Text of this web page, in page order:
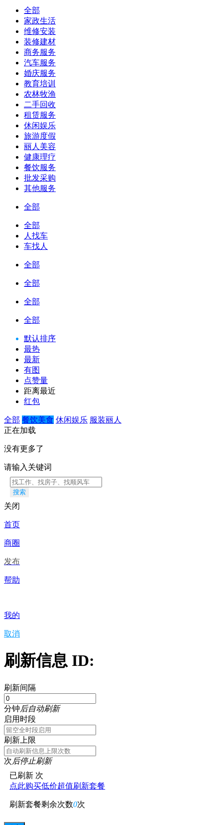
全部
家政生活
维修安装
装修建材
商务服务
汽车服务
婚庆服务
教育培训
农林牧渔
二手回收
租赁服务
休闲娱乐
旅游度假
丽人美容
健康理疗
餐饮服务
批发采购
其他服务
全部
全部
人找车
车找人
全部
全部
全部
全部
默认排序
最热
最新
有图
点赞量
距离最近
红包
全部 餐饮美食 休闲娱乐 服装丽人
正在加载
没有更多了
请输入关键词
搜索
关闭
首页
商圈
发布
帮助
我的
取消
刷新信息 ID:
刷新间隔
分钟后自动刷新
启用时段
刷新上限
次后停止刷新
已刷新 次
点此购买低价超值刷新套餐
刷新套餐剩余次数0次